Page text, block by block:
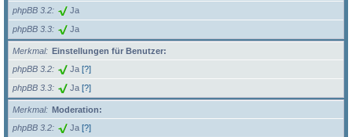
phpBB 3.2
Ja
phpBB 3.3 Ja
Merkmal
Einstellungen für Benutzer:
phpBB 3.2
Ja [?]
phpBB 3.3 Ja [?]
Merkmal
Moderation:
phpBB 3.2
Ja [?]